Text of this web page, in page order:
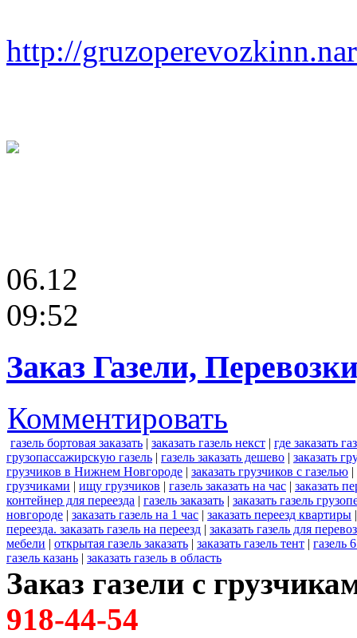
http://
06.12
09:52
Заказ Газели,
Комментировать
газель бортовая заказать | заказать газель некст | где заказать
грузопассажирскую газель | газель заказать дешево | заказать
грузчиков в Нижнем Новгороде | заказать грузчиков с газелью |
грузчиками | ищу грузчиков | газель заказать на час | заказать
контейнер для переезда | газель заказать | заказать газель
новгороде | заказать газель на 1 час | заказать переезд квартиры
переезда. заказать газель на переезд | заказать газель для
мебели | открытая газель заказать | заказать газель тент | газель
газель казань | заказать газель в область
Заказ газели с
918-44-54